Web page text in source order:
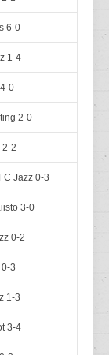
6-0
1-4
0
2-0
2-2
Jazz 0-3
3-0
0-2
3
1-3
3-4